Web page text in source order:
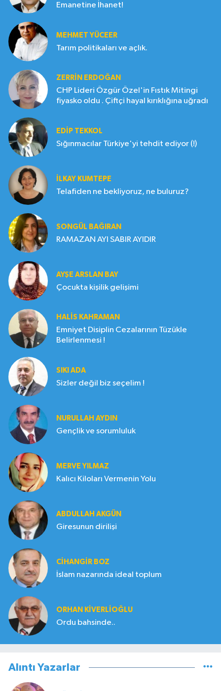
Emanetine İhanet!
MEHMET YÜCEER
Tarım politikaları ve açlık.
ZERRIN ERDOĞAN
CHP Lideri Özgür Özel'in Fıstık Mitingi
fiyasko oldu . Çiftçi hayal kırıklığına uğradı
EDIP TEKKOL
Sığınmacılar Türkiye'yi tehdit ediyor (!)
İLKAY KUMTEPE
Telafiden ne bekliyoruz, ne buluruz?
SONGÜL BAĞIRAN
RAMAZAN AYI SABIR AYIDIR
AYŞE ARSLAN BAY
Çocukta kişilik gelişimi
HALIS KAHRAMAN
Emniyet Disiplin Cezalarının Tüzükle
Belirlenmesi !
SIKI ADA
Sizler değil biz seçelim !
NURULLAH AYDIN
Gençlik ve sorumluluk
MERVE YILMAZ
Kalıcı Kiloları Vermenin Yolu
ABDULLAH AKGÜN
Giresunun dirilişi
CIHANGIR BOZ
İslam nazarında ideal toplum
ORHAN KIVERLIOĞLU
Ordu bahsinde..
Alıntı Yazarlar